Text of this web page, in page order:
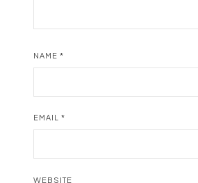
NAME*
EMAIL*
WEBSITE